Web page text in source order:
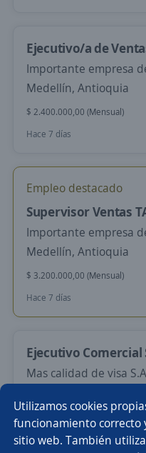
Utilizamos cookies
funcionamiento correcto
sitio web. También
Ejecutivo/a de
Importante empresa
Medellín, Antioquia
$ 2.400.000,00 (Mensual)
Hace 7 días
Empleo destacado
Supervisor Ventas
Importante empresa
Medellín, Antioquia
$ 3.200.000,00 (Mensual)
Hace 7 días
Ejecutivo Comercial
Mas calidad de visa
$ 2.200.000,00 (Mensual)
Más de 30 días